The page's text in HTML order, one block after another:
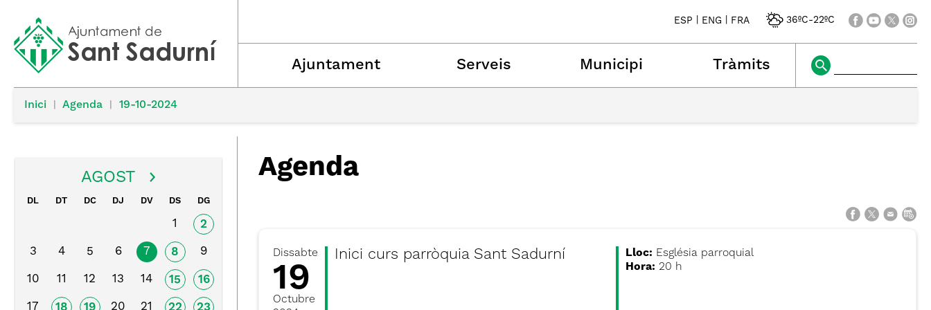
ESP ENG FRA 36ºC-22ºC
Ajuntament Serveis Municipi Tràmits
Inici Agenda 19-10-2024
AGOST
DL DT DC DJ DV DS DG
1 2
3 4 5 6 7 8 9
10 11 12 13 14 15 16
17 18 19 20 21 22 23
Agenda
Dissabte
19
Octubre
Inici curs parròquia Sant Sadurní Lloc: Església parroquial
Hora: 20 h